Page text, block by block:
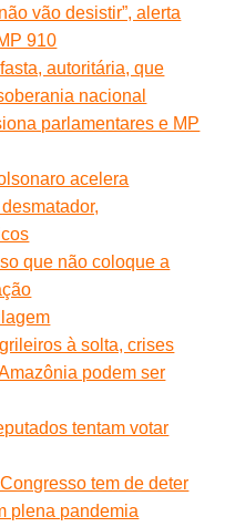
vão desistir”, alerta
910
autoritária, que
nacional
parlamentares e MP
acelera
que não coloque a
à solta, crises
podem ser
tentam votar
tem de deter
plena pandemia